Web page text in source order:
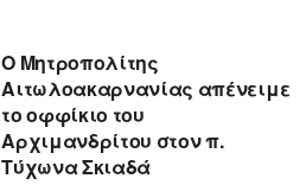
Ο Μητροπολίτης
Αιτωλοακαρνανίας απένειμε
το οφφίκιο του
Αρχιμανδρίτου στον π.
Τύχωνα Σκιαδά